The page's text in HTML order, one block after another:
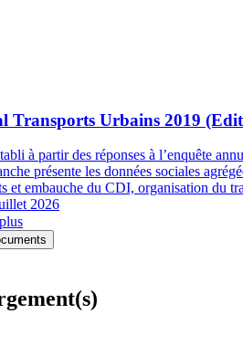
Transports Urbains 2019
à partir des réponses à l’enquête
présente les données sociales
et embauche du CDI, organisation du
2026